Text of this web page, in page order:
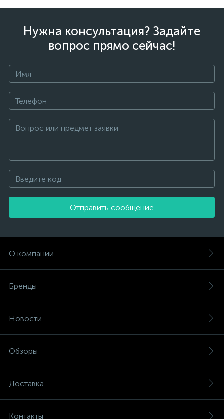
Нужна консультация? Задайте
вопрос прямо сейчас!
Отправить сообщение
О компании
Бренды
Новости
Обзоры
Доставка
Контакты